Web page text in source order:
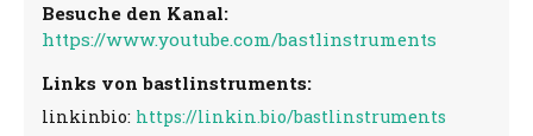
Besuche den Kanal:
https://www.youtube.com/bastlinstruments
Links von bastlinstruments:
linkinbio: https://linkin.bio/bastlinstruments